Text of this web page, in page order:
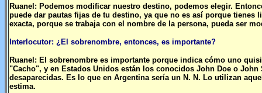
Ruanel: Podemos modificar nuestro destino, podemos elegir.
puede dar pautas fijas de tu destino, ya que no es así porque
exacta, porque se trabaja con el nombre de la persona, pueda ser
Interlocutor: ¿El sobrenombre, entonces, es importante?
Ruanel: El sobrenombre es importante porque indica cómo uno
"Cacho", y en Estados Unidos están los conocidos John Doe o
desaparecidas. Es lo que en Argentina sería un N. N. Lo utilizan
estima.